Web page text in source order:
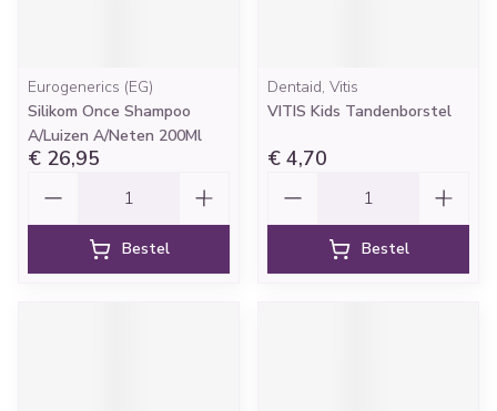
Eurogenerics (EG)
Silikom Once Shampoo
A/Luizen A/Neten 200Ml
€ 26,95
Bestel
Dentaid, Vitis
VITIS Kids Tandenborstel
€ 4,70
Bestel